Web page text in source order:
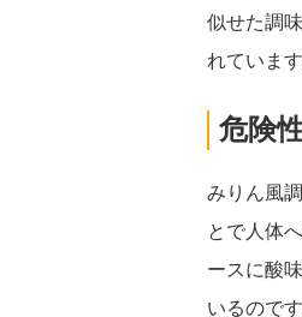
似せた調
れています
危険
みりん風
とで人体
ースに酸
いるので